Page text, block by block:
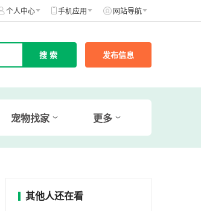
个人中心 手机应用 网站导航
发布信息
宠物找家 更多
其他人还在看